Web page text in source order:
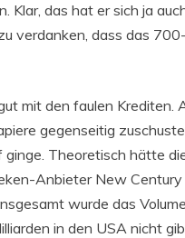
Klar, das hat er sich ja
verdanken, dass das
mit den faulen Krediten.
gegenseitig
Theoretisch hätte
Anbieter New
wurde das
in den USA nicht